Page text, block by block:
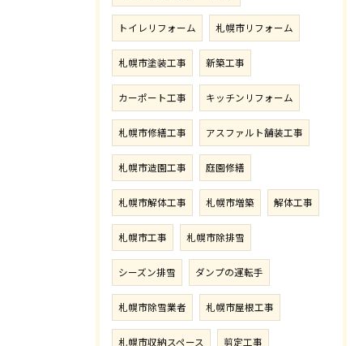
トイレリフォーム 札幌市リフォーム
札幌市塗装工事 新築工事
カーポート工事 キッチンリフォーム
札幌市修繕工事 アスファルト舗装工事
札幌市造園工事 庭園修繕
札幌市解体工事 札幌市増築 解体工事
札幌市工事 札幌市除排雪
シーズン排雪 ダンプの運転手
札幌市除雪業者 札幌市屋根工事
札幌市収納スペース 剪定工事